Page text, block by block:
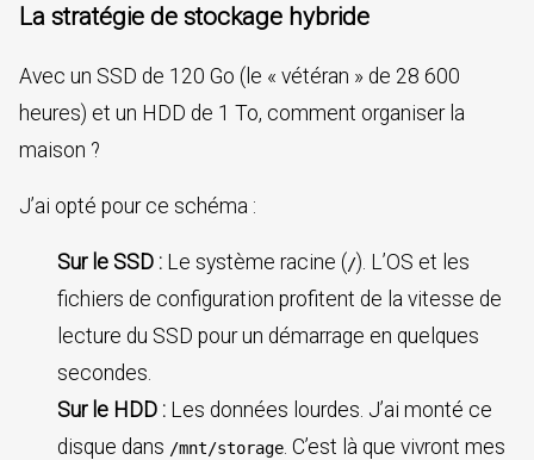
La stratégie de stockage hybride
Avec un SSD de 120 Go (le « vétéran » de 28 600
heures) et un HDD de 1 To, comment organiser la
maison ?
J’ai opté pour ce schéma :
Sur le SSD : Le système racine (/). L’OS et les
fichiers de configuration profitent de la vitesse de
lecture du SSD pour un démarrage en quelques
secondes.
Sur le HDD : Les données lourdes. J’ai monté ce
disque dans /mnt/storage . C’est là que vivront mes